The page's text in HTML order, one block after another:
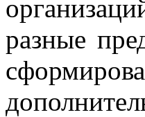
разные